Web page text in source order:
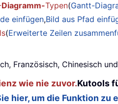
Diagramm-Typen(Gantt-
einfügen,Bild aus Pfad
(Erweiterte Zeilen
Französisch, Chinesisch
wie nie zuvor.Kutools
hier, um die Funktion zu